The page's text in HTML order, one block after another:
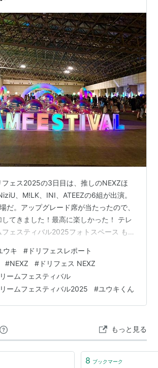
フェス2025の3日目は、推しのNEXZほ
、M!LK、INI、ATEEZの6組が出演。
だ。アップグレード席が当たったので、
てきました！最高に楽しかった！ テレ
フェスティバル2025フォトスペース もく
3＞スタート EVNNE （イブン）
２ Beat-Boxer 自己紹介 曲紹介 ３
トーク 5 Eye to Eye 6 O-RLY? 7
ウキ # ドリフェスレポート
#NEXZ # ドリフェス NEXZ
ームフェスティバル
ームフェスティバル2025 #ユウキくん
もっと見る
8 ブックマーク